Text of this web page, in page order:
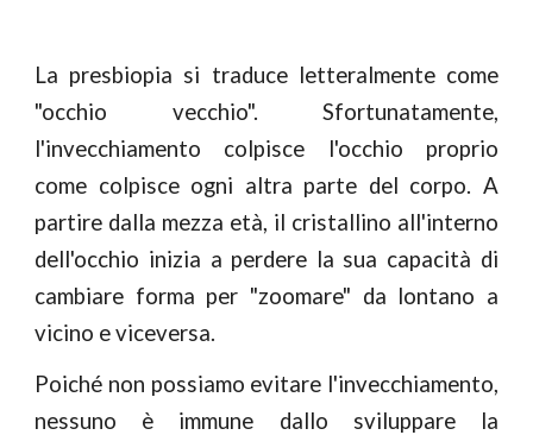
La presbiopia si traduce letteralmente come
"occhio vecchio". Sfortunatamente,
l'invecchiamento colpisce l'occhio proprio
come colpisce ogni altra parte del corpo. A
partire dalla mezza età, il cristallino all'interno
dell'occhio inizia a perdere la sua capacità di
cambiare forma per "zoomare" da lontano a
vicino e viceversa.
Poiché non possiamo evitare l'invecchiamento,
nessuno è immune dallo sviluppare la